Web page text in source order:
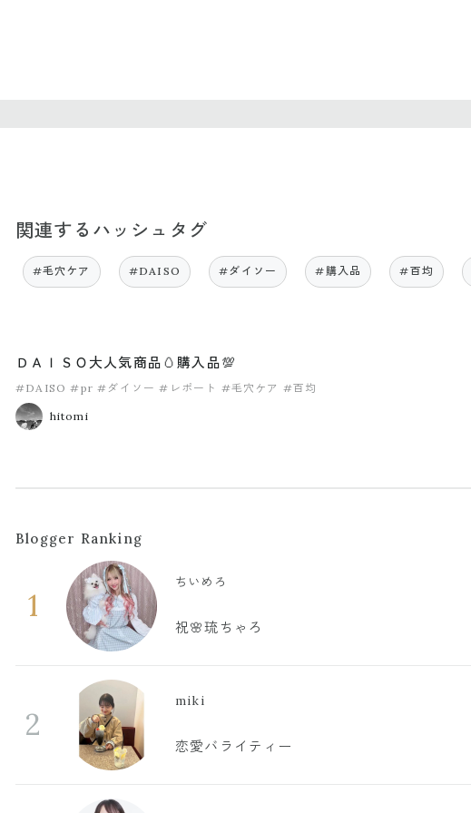
関連するハッシュタグ
#毛穴ケア #DAISO #ダイソー #購入品 #百均
ＤＡＩＳＯ大人気商品🥚購入品💯
#DAISO #pr #ダイソー #レポート #毛穴ケア #百均
hitomi
Blogger Ranking
1
ちいめろ
祝🌸琉ちゃろ
2
miki
恋愛バライティー